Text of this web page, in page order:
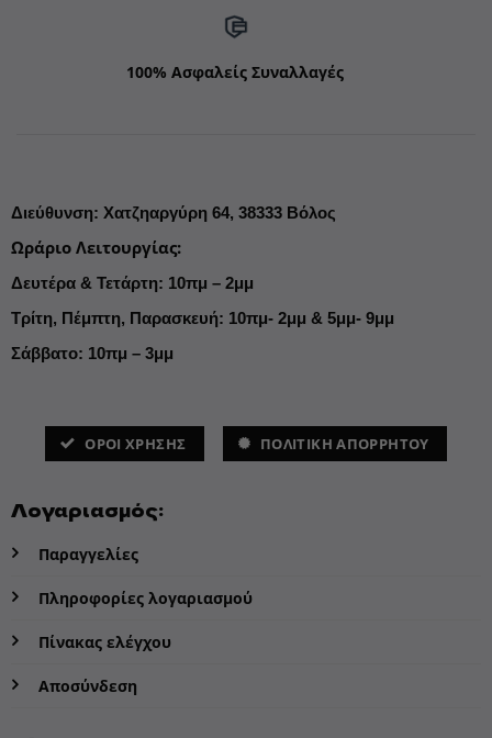
100% Ασφαλείς Συναλλαγές
Διεύθυνση: Χατζηαργύρη 64, 38333 Βόλος
Ωράριο Λειτουργίας:
Δευτέρα & Τετάρτη: 10πμ – 2μμ
Τρίτη, Πέμπτη, Παρασκευή: 10πμ- 2μμ & 5μμ- 9μμ
Σάββατο: 10πμ – 3μμ
ΌΡΟΙ ΧΡΗΣΗΣ ΠΟΛΙΤΙΚΗ ΑΠΟΡΡΗΤΟΥ
Λογαριασμός:
Παραγγελίες
Πληροφορίες λογαριασμού
Πίνακας ελέγχου
Αποσύνδεση